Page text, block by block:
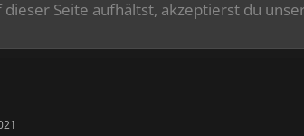
Seite aufhältst, akzeptierst du